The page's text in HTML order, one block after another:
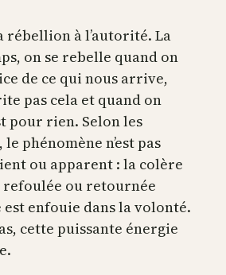
rébellion à l’autorité. La
on se rebelle quand on
de ce qui nous arrive,
pas cela et quand on
pour rien. Selon les
phénomène n’est pas
ou apparent : la colère
refoulée ou retournée
enfouie dans la volonté.
cette puissante énergie